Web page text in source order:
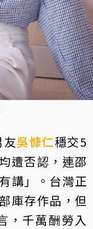
吳慷仁穩交5
遭否認，連邵
講」。台灣正
庫存作品，但
，千萬酬勞入